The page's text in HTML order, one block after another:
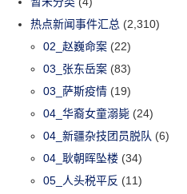
热点新闻事件汇总 (2,310)
02_赵巍命案 (22)
03_张东岳案 (83)
03_萨斯疫情 (19)
04_华裔女童溺毙 (24)
04_新疆杂技团员脱队 (6)
04_耿朝晖坠楼 (34)
05_人头税平反 (11)